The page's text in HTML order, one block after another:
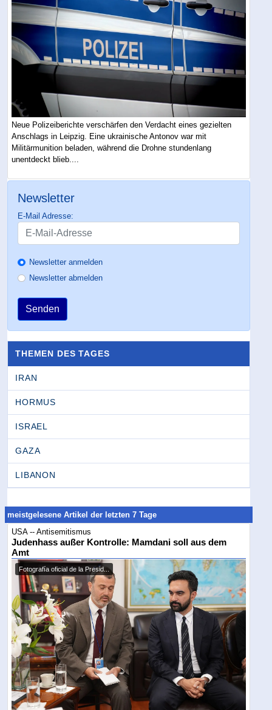
Neue Polizeiberichte verschärfen den Verdacht eines gezielten
Anschlags in Leipzig. Eine ukrainische Antonov war mit
Militärmunition beladen, während die Drohne stundenlang
unentdeckt blieb....
Newsletter
E-Mail Adresse:
Newsletter anmelden
Newsletter abmelden
Senden
THEMEN DES TAGES
IRAN
HORMUS
ISRAEL
GAZA
LIBANON
meistgelesene Artikel der letzten 7 Tage
USA -- Antisemitismus
Judenhass außer Kontrolle: Mamdani soll aus dem
Amt
Fotografía oficial de la Presid...